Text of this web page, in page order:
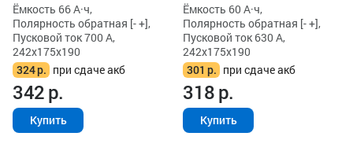
Ёмкость 66 А·ч,
Полярность обратная [- +],
Пусковой ток 700 А,
242x175x190
324р. при сдаче акб
342р.
Купить
Ёмкость 60 А·ч,
Полярность обратная [- +],
Пусковой ток 630 А,
242x175x190
301 р. при сдаче акб
318р.
Купить